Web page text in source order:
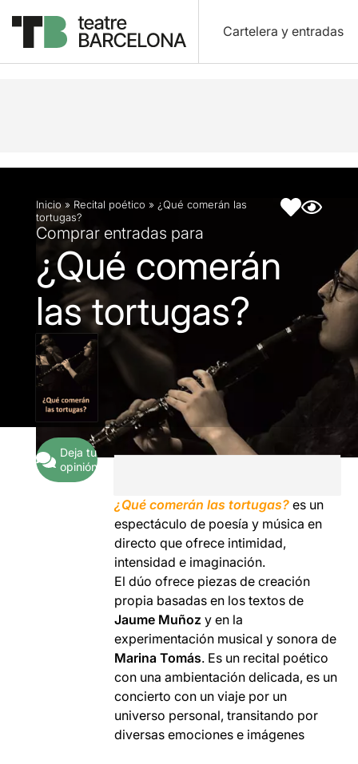
Cartelera y entradas
Descripción Ficha artística
Inicio» Recital poético » ¿Qué comerán las
tortugas?
Comprar entradas para
¿Qué comerán
las tortugas?
Deja tu
opinión
¿Qué comerán las tortugas? es un
espectáculo de poesía y música en
directo que ofrece intimidad,
intensidad e imaginación.
El dúo ofrece piezas de creación
propia basadas en los textos de
Jaume Muñoz y en la
experimentación musical y sonora de
Marina Tomás. Es un recital poético
con una ambientación delicada, es un
concierto con un viaje por un
universo personal, transitando por
diversas emociones e imágenes